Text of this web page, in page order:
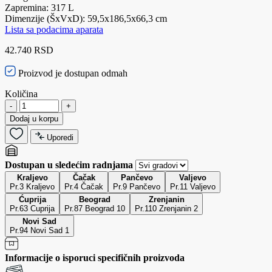
Zapremina: 317 L
Dimenzije (ŠxVxD): 59,5x186,5x66,3 cm
Lista sa podacima aparata
42.740 RSD
Proizvod je dostupan odmah
Količina
-
+
Dodaj u korpu
Uporedi
Dostupan u sledećim radnjama
Kraljevo
Pr.3 Kraljevo
Čačak
Pr.4 Čačak
Pančevo
Pr.9 Pančevo
Valjevo
Pr.11 Valjevo
Ćuprija
Pr.63 Cuprija
Beograd
Pr.87 Beograd 10
Zrenjanin
Pr.110 Zrenjanin 2
Novi Sad
Pr.94 Novi Sad 1
Informacije o isporuci specifičnih proizvoda